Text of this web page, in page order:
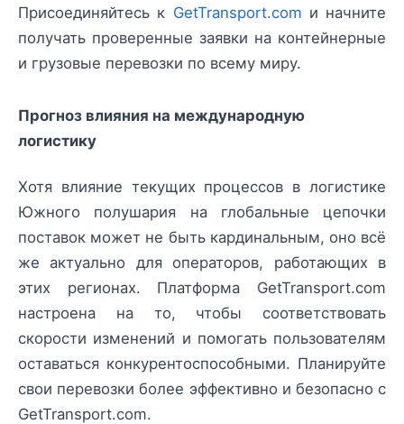
Присоединяйтесь к GetTransport.com и начните
получать проверенные заявки на контейнерные
и грузовые перевозки по всему миру.
Прогноз влияния на международную
логистику
Хотя влияние текущих процессов в логистике
Южного полушария на глобальные цепочки
поставок может не быть кардинальным, оно всё
же актуально для операторов, работающих в
этих регионах. Платформа GetTransport.com
настроена на то, чтобы соответствовать
скорости изменений и помогать пользователям
оставаться конкурентоспособными. Планируйте
свои перевозки более эффективно и безопасно с
GetTransport.com.